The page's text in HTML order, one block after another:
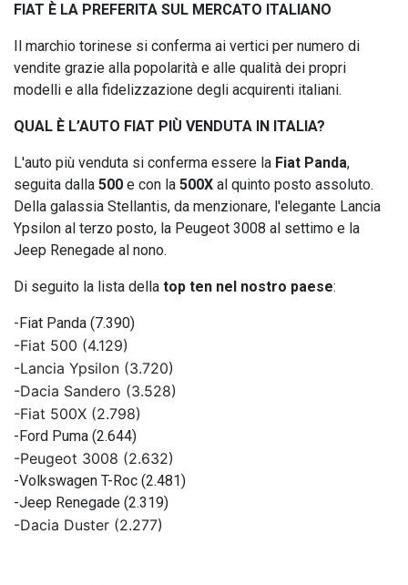
FIAT È LA PREFERITA SUL MERCATO ITALIANO
Il marchio torinese si conferma ai vertici per numero di
vendite grazie alla popolarità e alle qualità dei propri
modelli e alla fidelizzazione degli acquirenti italiani.
QUAL È L’AUTO FIAT PIÙ VENDUTA IN ITALIA?
L'auto più venduta si conferma essere la Fiat Panda,
seguita dalla 500 e con la 500X al quinto posto assoluto.
Della galassia Stellantis, da menzionare, l'elegante Lancia
Ypsilon al terzo posto, la Peugeot 3008 al settimo e la
Jeep Renegade al nono.
Di seguito la lista della top ten nel nostro paese:
-Fiat Panda (7.390)
-Fiat 500 (4.129)
-Lancia Ypsilon (3.720)
-Dacia Sandero (3.528)
-Fiat 500X (2.798)
-Ford Puma (2.644)
-Peugeot 3008 (2.632)
-Volkswagen T-Roc (2.481)
-Jeep Renegade (2.319)
-Dacia Duster (2.277)